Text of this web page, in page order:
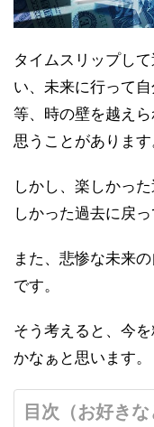
タイムスリップし
い、未来に行って
等、時の壁を越え
思うことがあります
しかし、楽しかっ
しかった過去に戻
また、悲惨な未来
です。
そう考えると、今
かなぁと思います。
目次（お好きな